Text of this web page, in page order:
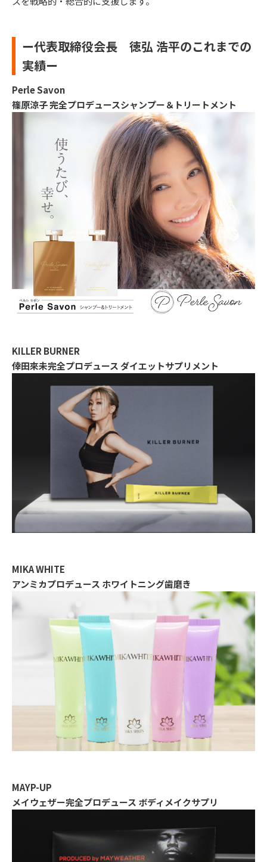
ー代表取締役会長 徳弘 浩平のこれまでの
実績ー
Perle Savon
篠原涼子 完全プロデュースシャンプー＆トリートメント
KILLER BURNER
倖田來未完全プロデュース ダイエットサプリメント
MIKA WHITE
アンミカプロデュース ホワイトニング歯磨き
MAYP-UP
メイウェザー完全プロデュース ボディメイクサプリ